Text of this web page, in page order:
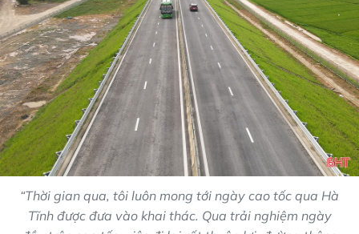
“Thời gian qua, tôi luôn mong tới ngày cao tốc qua Hà
Tĩnh được đưa vào khai thác. Qua trải nghiệm ngày